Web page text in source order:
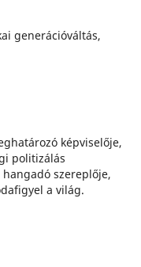
generációváltás,
képviselője,
politizálás
szereplője,
a világ.